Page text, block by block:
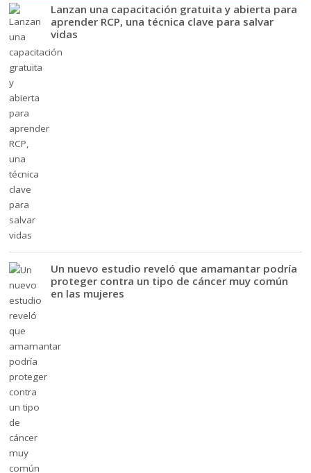
Lanzan una capacitación gratuita y abierta para
aprender RCP, una técnica clave para salvar
vidas
Un nuevo estudio reveló que amamantar podría
proteger contra un tipo de cáncer muy común
en las mujeres